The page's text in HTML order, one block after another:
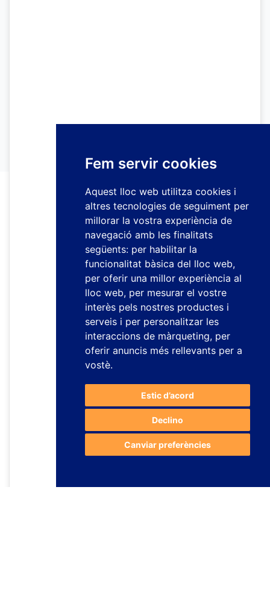
Fem servir cookies
Aquest lloc web utilitza cookies i
altres tecnologies de seguiment per
millorar la vostra experiència de
navegació amb les finalitats
següents: per habilitar la
funcionalitat bàsica del lloc web,
per oferir una millor experiència al
lloc web, per mesurar el vostre
interès pels nostres productes i
serveis i per personalitzar les
interaccions de màrqueting, per
oferir anuncis més rellevants per a
vostè.
Estic d’acord
Declino
Canviar preferències